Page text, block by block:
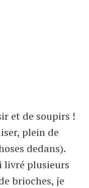
et de soupirs !
plein de
dedans).
livré plusieurs
brioches, je